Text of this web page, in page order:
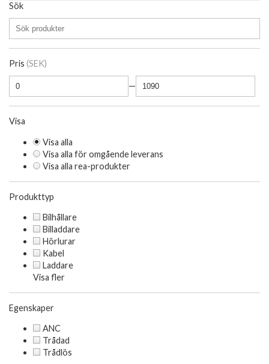
Sök
Pris (SEK)
—
Visa
Visa alla
Visa alla för omgående leverans
Visa alla rea-produkter
Produkttyp
Bilhållare
Billaddare
Hörlurar
Kabel
Laddare
Visa fler
Egenskaper
ANC
Trådad
Trådlös